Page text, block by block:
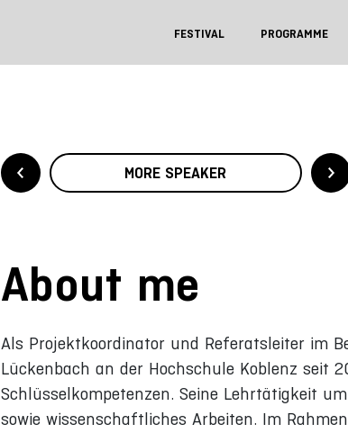
FESTIVAL PROGRAMME
MORE SPEAKER
About me
Als Projektkoordinator und Referatsleiter im
Lückenbach an der Hochschule Koblenz seit
Schlüsselkompetenzen. Seine Lehrtätigkeit
sowie wissenschaftliches Arbeiten. Im